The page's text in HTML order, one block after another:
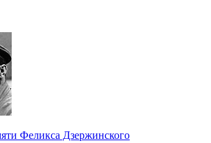
Феликса Дзержинского